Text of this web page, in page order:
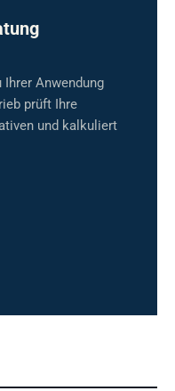
Anwendung
prüft Ihre
und kalkuliert